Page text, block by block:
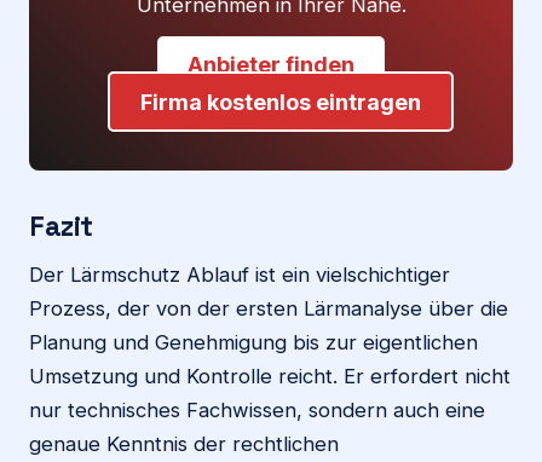
Anbieter finden
Firma kostenlos eintragen
Fazit
Der Lärmschutz Ablauf ist ein vielschichtiger
Prozess, der von der ersten Lärmanalyse über die
Planung und Genehmigung bis zur eigentlichen
Umsetzung und Kontrolle reicht. Er erfordert nicht
nur technisches Fachwissen, sondern auch eine
genaue Kenntnis der rechtlichen